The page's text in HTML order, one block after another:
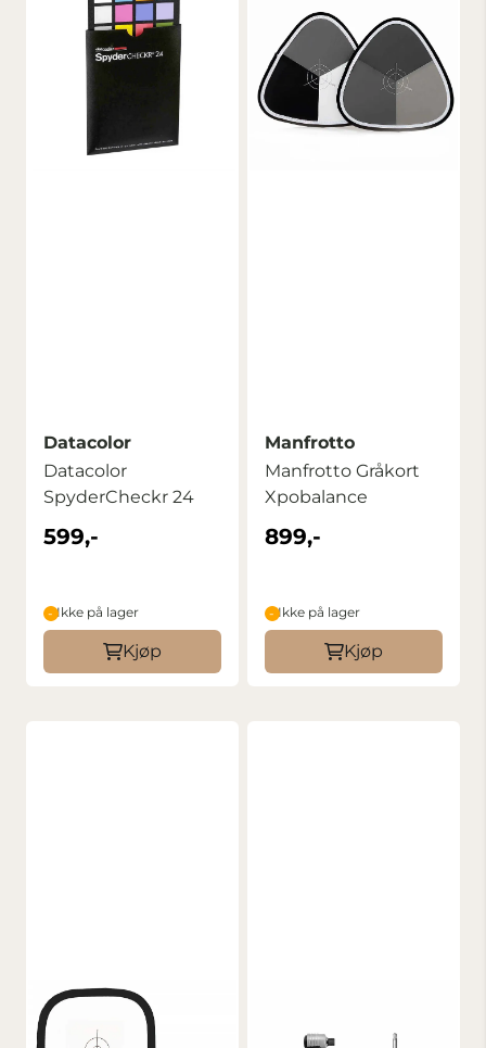
Datacolor
Datacolor
SpyderCheckr 24
599,-
Ikke på lager
Kjøp
Manfrotto
Manfrotto Gråkort
Xpobalance
899,-
Ikke på lager
Kjøp